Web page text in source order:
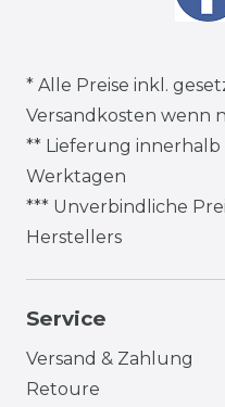
* Alle Preise inkl.
Versandkosten wenn
** Lieferung innerhalb
Werktagen
*** Unverbindliche
Herstellers
Service
Versand & Zahlung
Retoure